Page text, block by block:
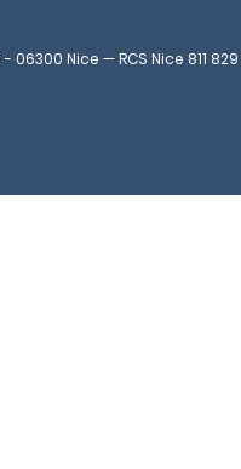
- 06300 Nice — RCS Nice 811